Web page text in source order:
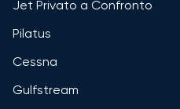
Jet Privato a Confronto
Pilatus
Cessna
Gulfstream